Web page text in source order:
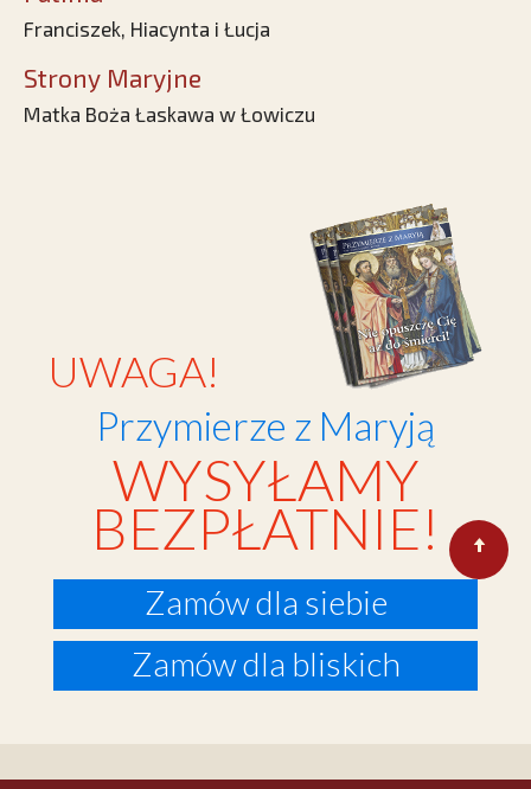
Franciszek, Hiacynta i Łucja
Strony Maryjne
Matka Boża Łaskawa w Łowiczu
UWAGA!
Przymierze z Maryją
WYSYŁAMY
BEZPŁATNIE!
Zamów dla siebie
Zamów dla bliskich